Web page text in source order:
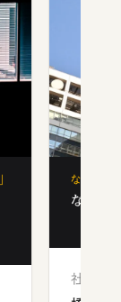
なぜ「フ
なぜ「
社会